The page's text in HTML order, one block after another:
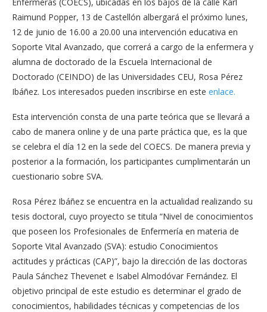
Raimund Popper, 13 de Castellón albergará el próximo lunes,
12 de junio de 16.00 a 20.00 una intervención educativa en
Soporte Vital Avanzado, que correrá a cargo de la enfermera y
alumna de doctorado de la Escuela Internacional de
Doctorado (CEINDO) de las Universidades CEU, Rosa Pérez
Ibáñez. Los interesados pueden inscribirse en este enlace.
Esta intervención consta de una parte teórica que se llevará a
cabo de manera online y de una parte práctica que, es la que
se celebra el día 12 en la sede del COECS. De manera previa y
posterior a la formación, los participantes cumplimentarán un
cuestionario sobre SVA.
Rosa Pérez Ibáñez se encuentra en la actualidad realizando su
tesis doctoral, cuyo proyecto se titula “Nivel de conocimientos
que poseen los Profesionales de Enfermería en materia de
Soporte Vital Avanzado (SVA): estudio Conocimientos
actitudes y prácticas (CAP)”, bajo la dirección de las doctoras
Paula Sánchez Thevenet e Isabel Almodóvar Fernández. El
objetivo principal de este estudio es determinar el grado de
conocimientos, habilidades técnicas y competencias de los